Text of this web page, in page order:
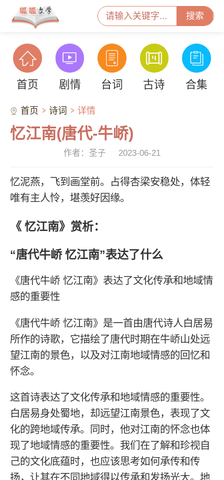
搜索
首页 剧情 台词 古诗 合集
首页 诗词 详情
忆江南(唐代-牛峤)
作者：圣子 2023-06-21
忆泥燕，飞到画堂前。占得杏梁安稳处，体轻
唯有主人怜，堪羡好因缘。
《 忆江南》赏析：
“唐代牛峤 忆江南”表达了什么
《唐代牛峤 忆江南》表达了文化传承和地域情
感的重要性
《唐代牛峤 忆江南》是一首由唐代诗人白居易
所作的诗歌，它描绘了唐代时期在牛峤山处远
望江南的景色，以及对江南地域情感的回忆和
怀念。
这首诗表达了文化传承和地域情感的重要性。
白居易身处蜀地，却远望江南景色，表现了文
化的跨地域传承。同时，他对江南的怀念也体
现了地域情感的重要性。我们在了解和珍视自
己的文化底蕴时，也应该思考如何承传和传
扬，让其在不同地域得以传承和发扬光大。地